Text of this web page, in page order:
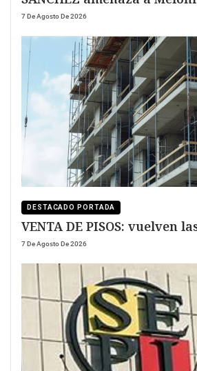
7 De Agosto De 2026
DESTACADO PORTADA
VENTA DE PISOS: vuelven
7 De Agosto De 2026